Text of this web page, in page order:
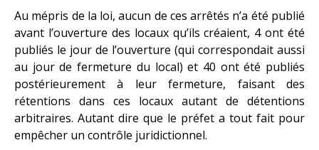
Au mépris de la loi, aucun de ces arrêtés n’a été publié
avant l’ouverture des locaux qu’ils créaient, 4 ont été
publiés le jour de l’ouverture (qui correspondait aussi
au jour de fermeture du local) et 40 ont été publiés
postérieurement à leur fermeture, faisant des
rétentions dans ces locaux autant de détentions
arbitraires. Autant dire que le préfet a tout fait pour
empêcher un contrôle juridictionnel.